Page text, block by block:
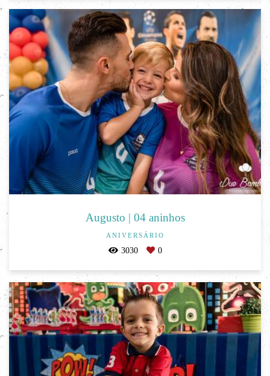
Augusto | 04 aninhos
ANIVERSÁRIO
3030 0